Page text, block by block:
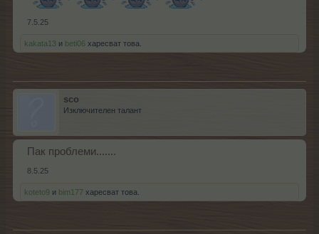
7.5.25
kakata13 и beti06 харесват това.
sco
Изключителен талант
Пак проблеми.......
8.5.25
koteto9 и bim177 харесват това.